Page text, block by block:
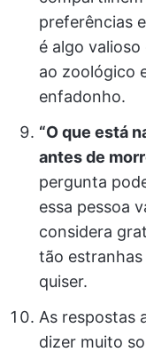
preferências
é algo
ao zoológico
enfadonho.
“O que está
antes de
pergunta
essa pessoa
considera
tão
quiser.
As respostas
dizer muito